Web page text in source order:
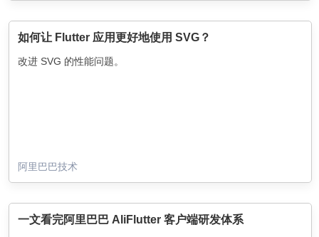
如何让 Flutter 应用更好地使用 SVG？
改进 SVG 的性能问题。
阿里巴巴技术
一文看完阿里巴巴 AliFlutter 客户端研发体系